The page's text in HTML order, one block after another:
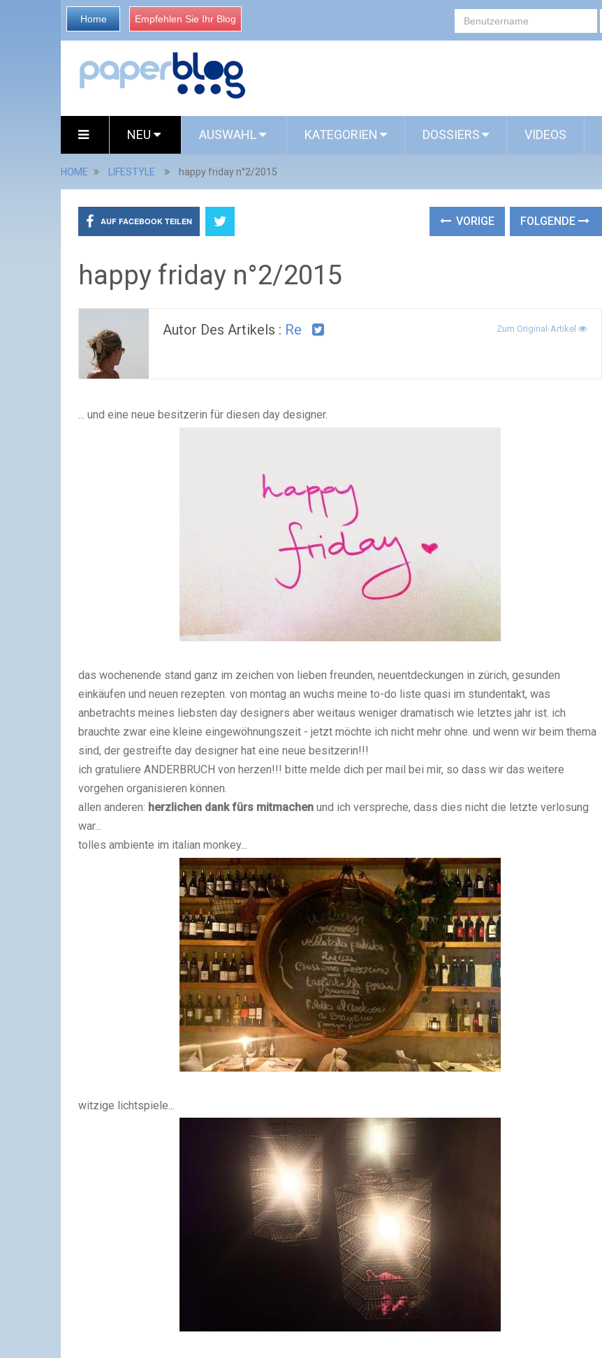
Home Empfehlen Sie Ihr Blog
NEU AUSWAHL KATEGORIEN DOSSIERS VIDEOS
HOME LIFESTYLE happy friday n°2/2015
AUF FACEBOOK TEILEN VORIGE FOLGENDE
happy friday n°2/2015
Autor Des Artikels : Re Zum Original-Artikel
... und eine neue besitzerin für diesen day designer.
das wochenende stand ganz im zeichen von lieben freunden, neuentdeckungen in zürich, gesunden
einkäufen und neuen rezepten. von montag an wuchs meine to-do liste quasi im stundentakt, was
anbetrachts meines liebsten day designers aber weitaus weniger dramatisch wie letztes jahr ist. ich
brauchte zwar eine kleine eingewöhnungszeit - jetzt möchte ich nicht mehr ohne. und wenn wir beim thema
sind, der gestreifte day designer hat eine neue besitzerin!!!
ich gratuliere ANDERBRUCH von herzen!!! bitte melde dich per mail bei mir, so dass wir das weitere
vorgehen organisieren können.
allen anderen: herzlichen dank fürs mitmachen und ich verspreche, dass dies nicht die letzte verlosung
war...
tolles ambiente im italian monkey...
witzige lichtspiele...